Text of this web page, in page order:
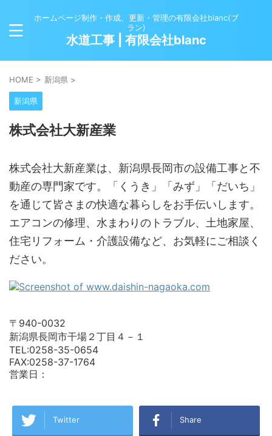
ホームページ制作・作成、更新・管理の有限会社blanc(ブ
ラン)
水道工事 | 有限会社blanc
HOME > 新潟県 >
新潟県
株式会社大新産業
株式会社大新産業は、新潟県長岡市の設備工事と不
動産の専門家です。「くうき」「みず」「だいち」
を通じて皆さまの快適な暮らしをお手伝いします。
エアコンの修理、水まわりのトラブル、土地家屋、
住宅リフォーム・介護設備など、お気軽にご相談く
ださい。
〒940-0032
新潟県長岡市干場２丁目４－１
TEL:0258-35-0654
FAX:0258-37-1764
営業日：
Twitter Share